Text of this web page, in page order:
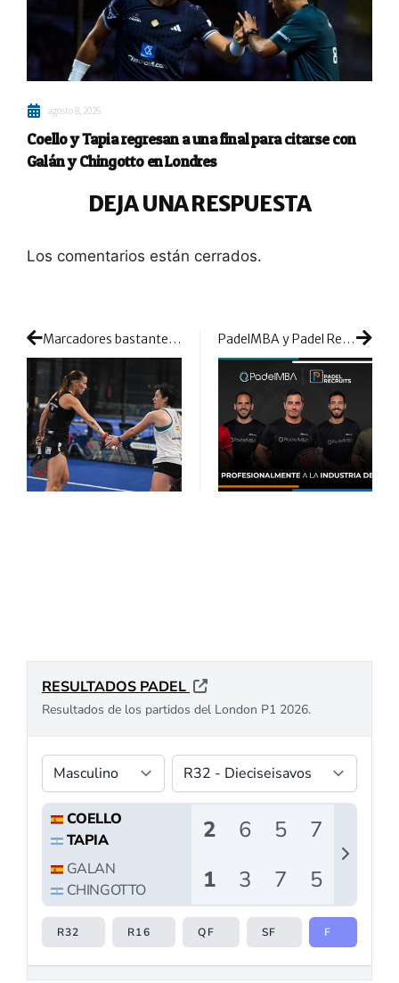
agosto 8, 2026
Coello y Tapia regresan a una final para citarse con
Galán y Chingotto en Londres
DEJA UNA RESPUESTA
Los comentarios están cerrados.
Marcadores bastante amplios en previas pero también sufrimiento para algunas de las favoritas antes de llegar a 1/16 de final PadelMBA y Padel Recruits unen fuerzas para ayudar a profesionalizar la industria del pádel